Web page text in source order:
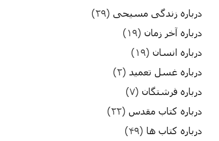
درباره زندگی مسیحی (۲۹)
درباره آخر زمان (۱۹)
درباره انسان (۱۹)
درباره غسل تعمید (۲)
درباره فرشتگان (۷)
درباره کتاب مقدس (۲۲)
درباره کتاب ها (۴۹)